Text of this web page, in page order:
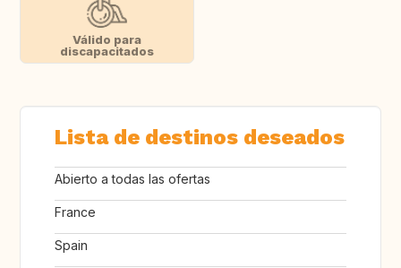
Válido para
discapacitados
Lista de destinos deseados
Abierto a todas las ofertas
France
Spain